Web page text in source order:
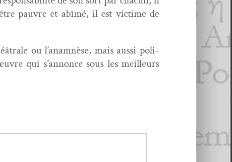
pau­vre et abîmé, il est vic­time de
ou l’anamnèse, mais aus­si poli­
qui s’annonce sous les meilleurs